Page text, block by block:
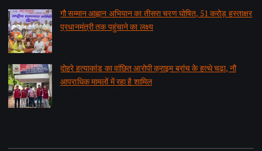
गौ सम्मान आह्वान अभियान का तीसरा चरण घोषित, 51 करोड़ हस्ताक्षर
प्रधानमंत्री तक पहुंचाने का लक्ष्य
दोहरे हत्याकांड का वांछित आरोपी क्राइम ब्रांच के हत्थे चढ़ा, नौ
आपराधिक मामलों में रहा है शामिल